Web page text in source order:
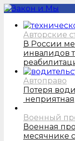
Авторские
В России
инвалидов
Автоправо
Потеря
Военный
Военная
месячнике